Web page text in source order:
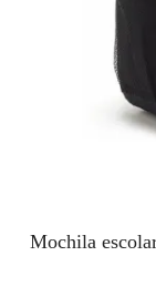
Mochila